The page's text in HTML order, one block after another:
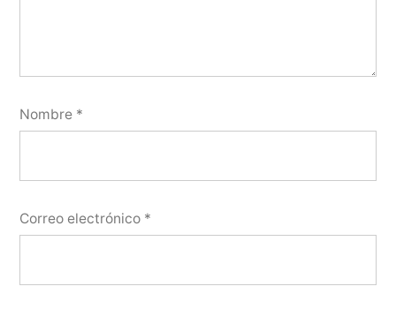
Nombre *
Correo electrónico *